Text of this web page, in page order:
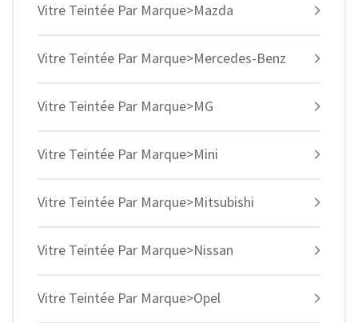
Vitre Teintée Par Marque>Mazda
Vitre Teintée Par Marque>Mercedes-Benz
Vitre Teintée Par Marque>MG
Vitre Teintée Par Marque>Mini
Vitre Teintée Par Marque>Mitsubishi
Vitre Teintée Par Marque>Nissan
Vitre Teintée Par Marque>Opel